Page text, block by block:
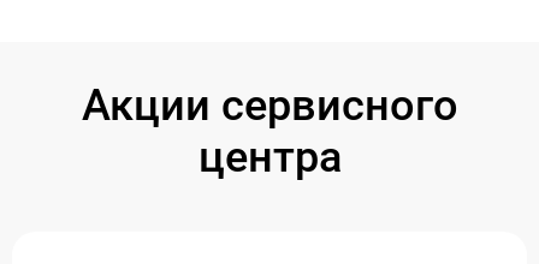
Акции сервисного
центра